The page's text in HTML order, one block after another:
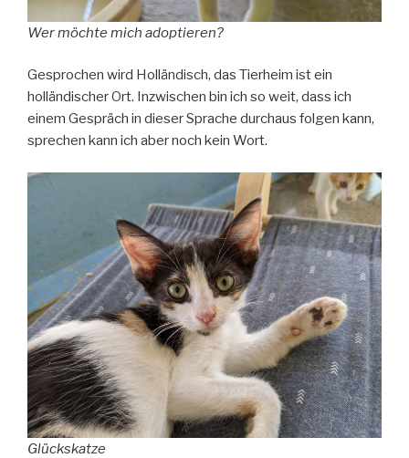
Wer möchte mich adoptieren?
Gesprochen wird Holländisch, das Tierheim ist ein
holländischer Ort. Inzwischen bin ich so weit, dass ich
einem Gespräch in dieser Sprache durchaus folgen kann,
sprechen kann ich aber noch kein Wort.
Glückskatze